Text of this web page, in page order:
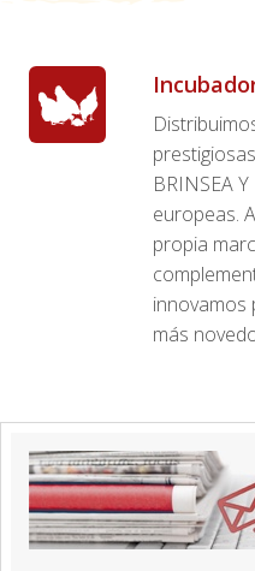
BRINSEA
europeas.
propia
más